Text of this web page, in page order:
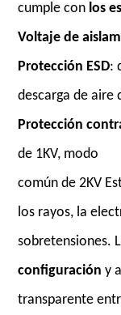
cumple con los
Voltaje de
Protección ESD:
descarga de aire
Protección
de 1KV, modo
común de 2KV
los rayos, la
sobretensiones.
configuración y
transparente